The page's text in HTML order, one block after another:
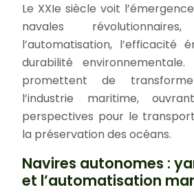
Le XXIe siècle voit
navales
l’automatisation, l’efficacité
durabilité environnementale.
promettent de
l’industrie maritime,
perspectives pour le
la préservation des océans.
Navires autonomes :
et l’automatisation